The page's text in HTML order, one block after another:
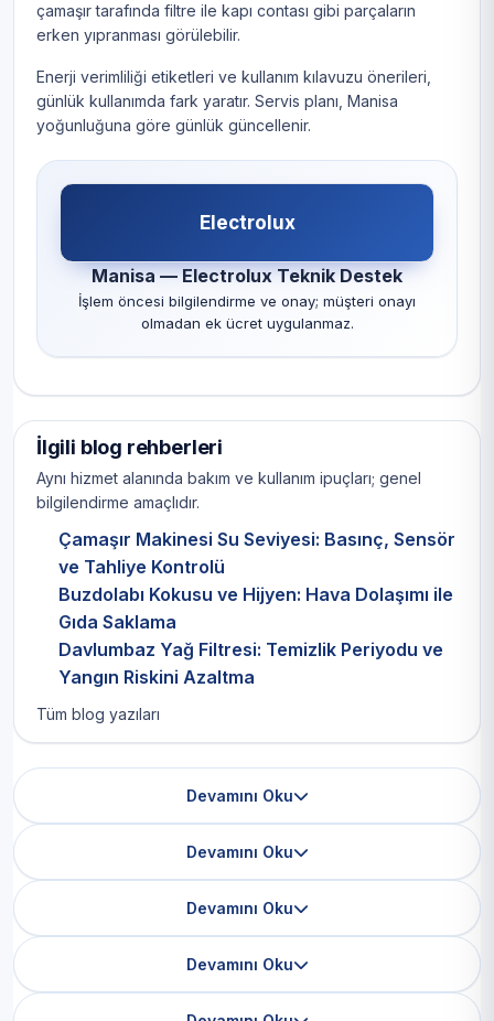
çamaşır tarafında filtre ile kapı contası gibi parçaların
erken yıpranması görülebilir.
Enerji verimliliği etiketleri ve kullanım kılavuzu önerileri,
günlük kullanımda fark yaratır. Servis planı, Manisa
yoğunluğuna göre günlük güncellenir.
Electrolux
Manisa — Electrolux Teknik Destek
İşlem öncesi bilgilendirme ve onay; müşteri onayı
olmadan ek ücret uygulanmaz.
İlgili blog rehberleri
Aynı hizmet alanında bakım ve kullanım ipuçları; genel
bilgilendirme amaçlıdır.
Çamaşır Makinesi Su Seviyesi: Basınç, Sensör
ve Tahliye Kontrolü
Buzdolabı Kokusu ve Hijyen: Hava Dolaşımı ile
Gıda Saklama
Davlumbaz Yağ Filtresi: Temizlik Periyodu ve
Yangın Riskini Azaltma
Tüm blog yazıları
Devamını Oku
Devamını Oku
Devamını Oku
Devamını Oku